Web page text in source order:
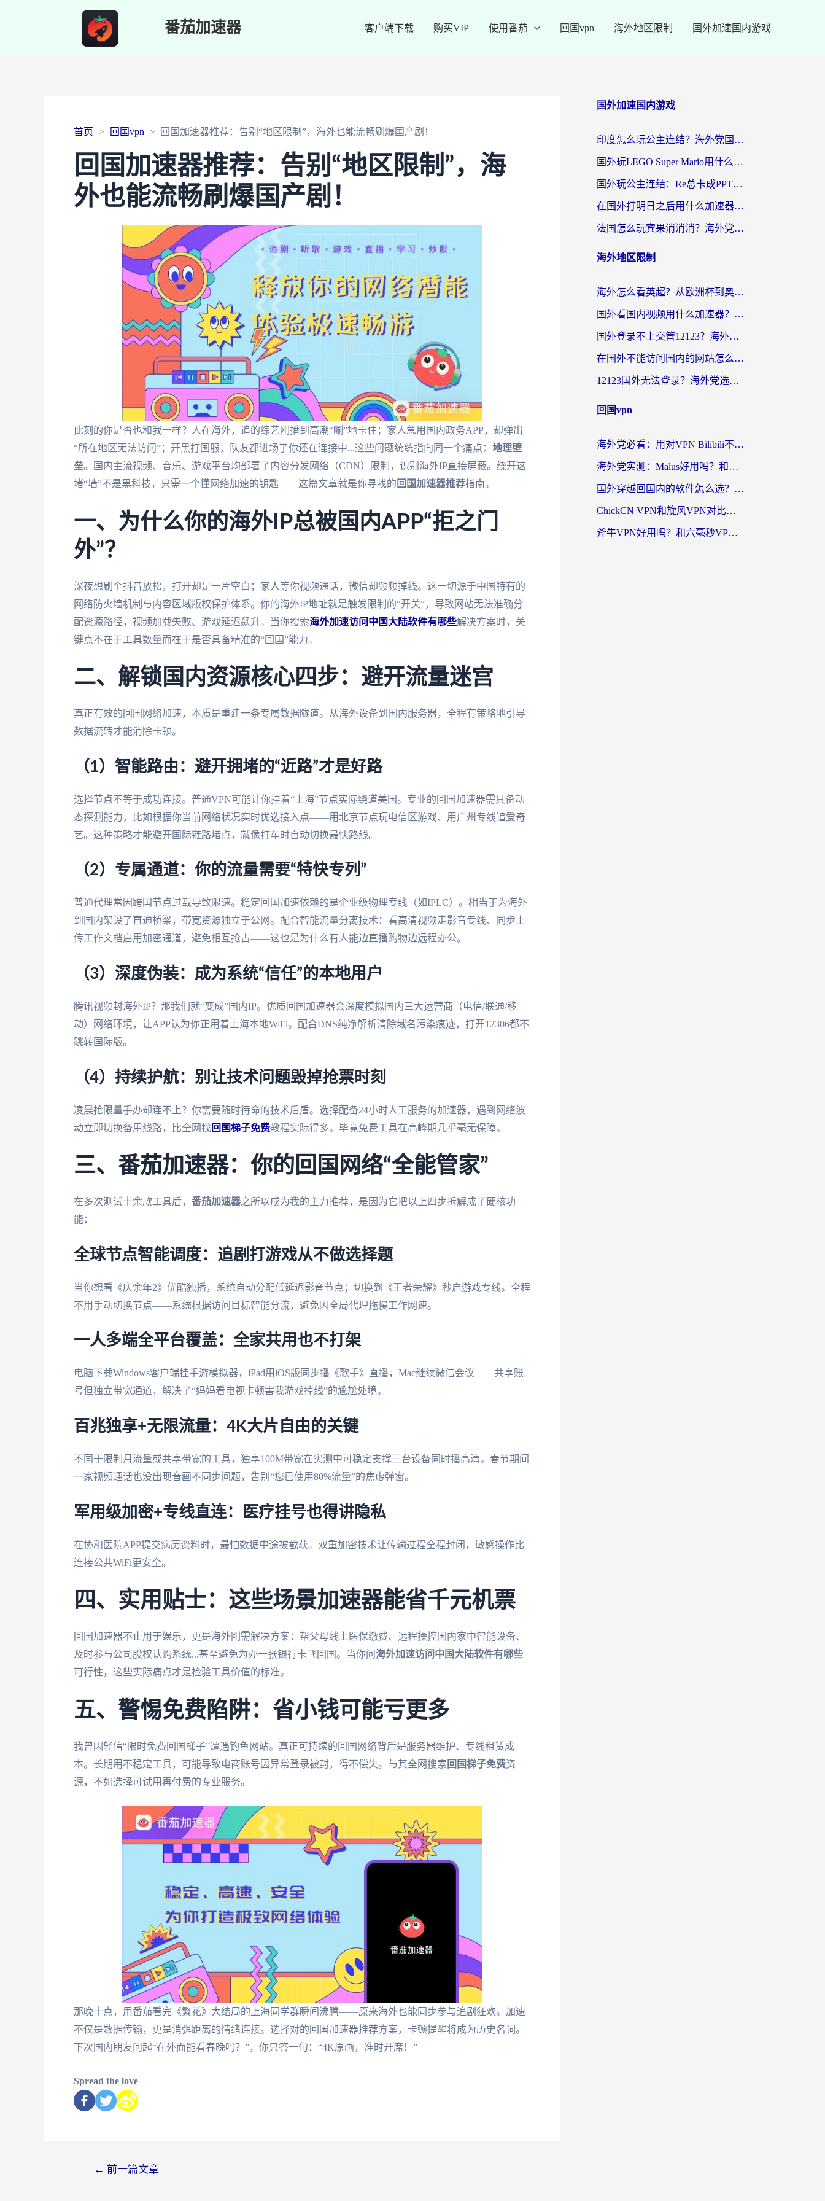
番茄加速器 客户端下载 购买VIP 使用番茄 回国vpn 海外地区限制 国外加速国内游戏
首页 回国vpn 回国加速器推荐：告别“地区限制”，海外也能流畅刷爆国产剧！
回国加速器推荐：告别“地区限制”，海
外也能流畅刷爆国产剧！
此刻的你是否也和我一样？人在海外，追的综艺刚播到高潮“唰”地卡住；家人急用国内政务APP，却弹出
“所在地区无法访问”；开黑打国服，队友都进场了你还在连接中...这些问题统统指向同一个痛点： 地理壁
垒。国内主流视频、音乐、游戏平台均部署了内容分发网络（CDN）限制，识别海外IP直接屏蔽。绕开这
堵“墙”不是黑科技，只需一个懂网络加速的钥匙——这篇文章就是你寻找的 回国加速器推荐指南。
一、为什么你的海外IP总被国内APP“拒之门
外”？
深夜想刷个抖音放松，打开却是一片空白；家人等你视频通话，微信却频频掉线。这一切源于中国特有的
网络防火墙机制与内容区域版权保护体系。你的海外IP地址就是触发限制的“开关”，导致网站无法准确分
配资源路径，视频加载失败、游戏延迟飙升。当你搜索海外加速访问中国大陆软件有哪些解决方案时，关
键点不在于工具数量而在于是否具备精准的“回国”能力。
二、解锁国内资源核心四步：避开流量迷宫
真正有效的回国网络加速，本质是重建一条专属数据隧道。从海外设备到国内服务器，全程有策略地引导
数据流转才能消除卡顿。
（1）智能路由：避开拥堵的“近路”才是好路
选择节点不等于成功连接。普通VPN可能让你挂着“上海”节点实际绕道美国。专业的回国加速器需具备动
态探测能力，比如根据你当前网络状况实时优选接入点——用北京节点玩电信区游戏、用广州专线追爱奇
艺。这种策略才能避开国际链路堵点，就像打车时自动切换最快路线。
（2）专属通道：你的流量需要“特快专列”
普通代理常因跨国节点过载导致限速。稳定回国加速依赖的是企业级物理专线（如IPLC）。相当于为海外
到国内架设了直通桥梁，带宽资源独立于公网。配合智能流量分离技术：看高清视频走影音专线、同步上
传工作文档启用加密通道，避免相互抢占——这也是为什么有人能边直播购物边远程办公。
（3）深度伪装：成为系统“信任”的本地用户
腾讯视频封海外IP？那我们就“变成”国内IP。优质回国加速器会深度模拟国内三大运营商（电信/联通/移
动）网络环境，让APP认为你正用着上海本地WiFi。配合DNS纯净解析清除域名污染痕迹，打开12306都不
跳转国际版。
（4）持续护航：别让技术问题毁掉抢票时刻
凌晨抢限量手办却连不上？你需要随时待命的技术后盾。选择配备24小时人工服务的加速器，遇到网络波
动立即切换备用线路，比全网找回国梯子免费教程实际得多。毕竟免费工具在高峰期几乎毫无保障。
三、番茄加速器：你的回国网络“全能管家”
在多次测试十余款工具后， 番茄加速器之所以成为我的主力推荐，是因为它把以上四步拆解成了硬核功
能：
全球节点智能调度：追剧打游戏从不做选择题
当你想看《庆余年2》优酷独播，系统自动分配低延迟影音节点；切换到《王者荣耀》秒启游戏专线。全程
不用手动切换节点——系统根据访问目标智能分流，避免因全局代理拖慢工作网速。
一人多端全平台覆盖：全家共用也不打架
电脑下载Windows客户端挂手游模拟器，iPad用iOS版同步播《歌手》直播，Mac继续微信会议——共享账
号但独立带宽通道，解决了“妈妈看电视卡顿害我游戏掉线”的尴尬处境。
百兆独享+无限流量：4K大片自由的关键
不同于限制月流量或共享带宽的工具，独享100M带宽在实测中可稳定支撑三台设备同时播高清。春节期间
一家视频通话也没出现音画不同步问题，告别“您已使用80%流量”的焦虑弹窗。
军用级加密+专线直连：医疗挂号也得讲隐私
在协和医院APP提交病历资料时，最怕数据中途被截获。双重加密技术让传输过程全程封闭，敏感操作比
连接公共WiFi更安全。
四、实用贴士：这些场景加速器能省千元机票
回国加速器不止用于娱乐，更是海外刚需解决方案：帮父母线上医保缴费、远程操控国内家中智能设备、
及时参与公司股权认购系统...甚至避免为办一张银行卡飞回国。当你问 海外加速访问中国大陆软件有哪些
可行性，这些实际痛点才是检验工具价值的标准。
五、警惕免费陷阱：省小钱可能亏更多
我曾因轻信“限时免费回国梯子”遭遇钓鱼网站。真正可持续的回国网络背后是服务器维护、专线租赁成
本。长期用不稳定工具，可能导致电商账号因异常登录被封，得不偿失。与其全网搜索 回国梯子免费资
源，不如选择可试用再付费的专业服务。
那晚十点，用番茄看完《繁花》大结局的上海同学群瞬间沸腾——原来海外也能同步参与追剧狂欢。加速
不仅是数据传输，更是消弭距离的情绪连接。选择对的回国加速器推荐方案，卡顿提醒将成为历史名词。
下次国内朋友问起“在外面能看春晚吗？”，你只答一句：“4K原画，准时开席！”
Spread the love
← 前一篇文章
国外加速国内游戏
印度怎么玩公主连结？海外党国服游戏加速终极指南（附仙境传说RO重生细胞优化技巧）
国外玩LEGO Super Mario用什么加速器？2026海外玩家亲测有效指南
国外玩公主连结：Re总卡成PPT？3步选对加速器，畅玩国服无压力
在国外打明日之后用什么加速器好一点？海外玩家亲测有效的国服游戏加速指南
法国怎么玩宾果消消消？海外党国服游戏加速器终极指南（附漫威召唤与合成解决办法）
海外地区限制
海外怎么看英超？从欧洲杯到奥运会，一份让你不卡壳的中文解说观看指南
国外看国内视频用什么加速器？留学生和海外华人的实用指南
国外登录不上交管12123？海外华人亲测有效的回国加速器选择指南
在国外不能访问国内的网站怎么办？海外党必看的无缝回国上网指南
12123国外无法登录？海外党选对回国加速器，轻松解决国内资源访问难题
回国vpn
海外党必看：用对VPN Bilibili不卡顿，英国玩国内游戏也丝滑——2026回国加速器选择指南
海外党实测：Malus好用吗？和雷霆哪个好？+ 3款热门加速器深度对比
国外穿越回国内的软件怎么选？3年海外党亲测实用指南，告别地域限制
ChickCN VPN和旋风VPN对比哪个回国效果更好？海外党实测回国内网神器指南
斧牛VPN好用吗？和六毫秒VPN对比哪个回国效果更好？海外党亲测实用指南